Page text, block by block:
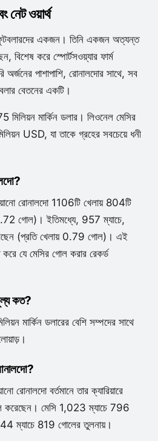
নেট ওয়ার্থ
ফুটবলারদের একজন। তিনি একজন অত্যন্ত
বিশেষ করে স্পোর্টসওয়্যার ফার্ম
পাশাপাশি, রোনালদোর সাথে, সব
বেতনের একটি।
মিলিয়ন মার্কিন ডলার। লিওনেল মেসির
USD, যা তাকে গ্রহের সবচেয়ে ধনী
রোনালদো 1106টি খেলায় 804টি
গোল)। ইতিমধ্যে, 957 ম্যাচে,
(প্রতি খেলায় 0.79 গোল)। এই
করে যে মেসির গোল করার রেকর্ড
কত?
মার্কিন ডলারের বেশি সম্পদের সাথে
রোনালদো বর্তমানে তার ক্যারিয়ারে
করেছেন। মেসি 1,023 ম্যাচে 796
ম্যাচে 819 গোলের তুলনায়।